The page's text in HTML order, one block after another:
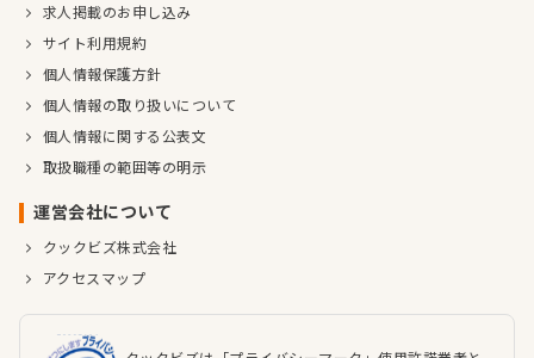
求人掲載のお申し込み
サイト利用規約
個人情報保護方針
個人情報の取り扱いについて
個人情報に関する公表文
取扱職種の範囲等の明示
運営会社について
クックビズ株式会社
アクセスマップ